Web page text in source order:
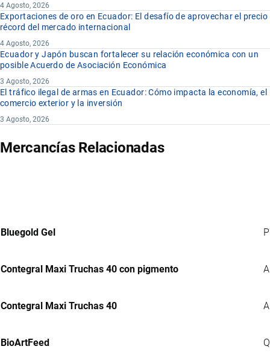
4 Agosto, 2026
Exportaciones de oro en Ecuador: El desafío de aprovechar el precio
récord del mercado internacional
4 Agosto, 2026
Ecuador y Japón buscan fortalecer su relación económica con un
posible Acuerdo de Asociación Económica
3 Agosto, 2026
El tráfico ilegal de armas en Ecuador: Cómo impacta la economía, el
comercio exterior y la inversión
3 Agosto, 2026
Mercancías Relacionadas
Bluegold Gel
Contegral Maxi Truchas 40 con pigmento
Contegral Maxi Truchas 40
BioArtFeed